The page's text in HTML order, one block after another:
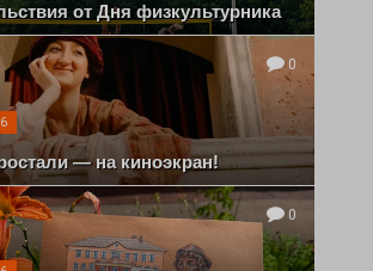
от Дня физкультурника
0
— на киноэкран!
0